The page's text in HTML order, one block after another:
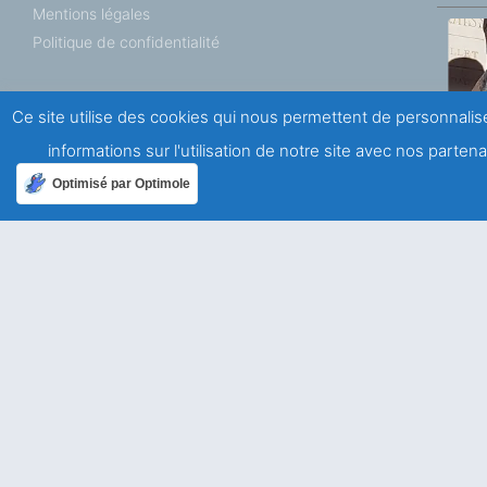
Mentions légales
Politique de confidentialité
Ailleurs dans le monde
Allemagne
USA
Ce site utilise des cookies qui nous permettent de
informations sur l'utilisation de notre site avec nos
Optimisé par Optimole